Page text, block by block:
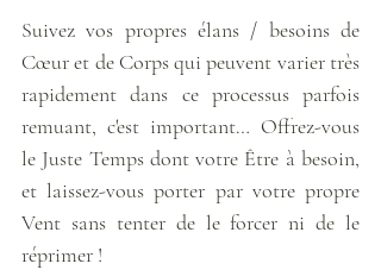
Suivez vos propres élans / besoins de
Cœur et de Corps qui peuvent varier très
rapidement dans ce processus parfois
remuant, c'est important… Offrez-vous
le Juste Temps dont votre Être à besoin,
et laissez-vous porter par votre propre
Vent sans tenter de le forcer ni de le
réprimer !